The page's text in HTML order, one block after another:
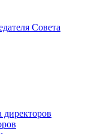
Совета
директоров